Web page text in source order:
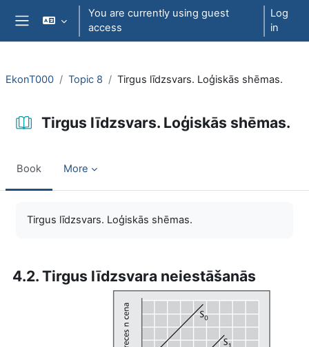
Skip to main content
You are currently using guest
access
Log
in
EkonT000 Topic 8 Tirgus līdzsvars. Loģiskās shēmas.
Tirgus līdzsvars. Loģiskās shēmas.
Book More
Tirgus līdzsvars. Loģiskās shēmas.
4.2. Tirgus līdzsvara neiestāšanās